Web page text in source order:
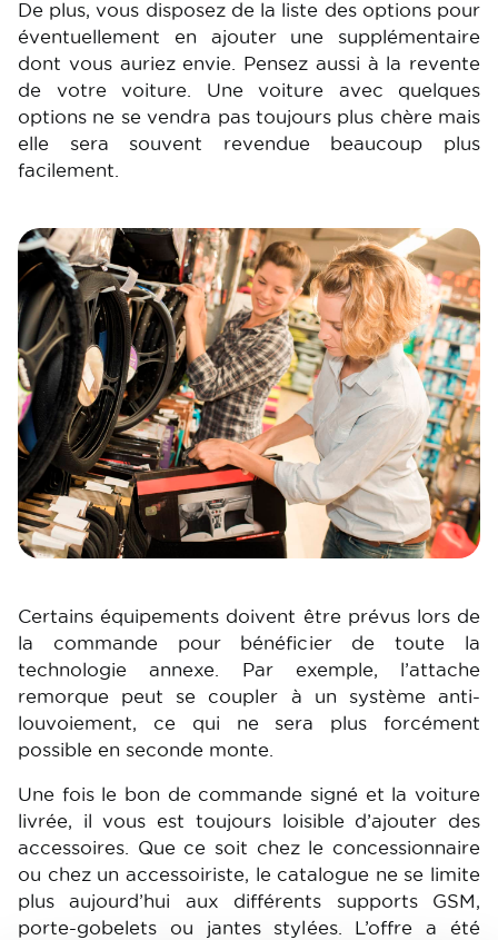
De plus, vous disposez de la liste des options pour
éventuellement en ajouter une supplémentaire
dont vous auriez envie. Pensez aussi à la revente
de votre voiture. Une voiture avec quelques
options ne se vendra pas toujours plus chère mais
elle sera souvent revendue beaucoup plus
facilement.
Image
Certains équipements doivent être prévus lors de
la commande pour bénéficier de toute la
technologie annexe. Par exemple, l’attache
remorque peut se coupler à un système anti-
louvoiement, ce qui ne sera plus forcément
possible en seconde monte.
Une fois le bon de commande signé et la voiture
livrée, il vous est toujours loisible d’ajouter des
accessoires. Que ce soit chez le concessionnaire
ou chez un accessoiriste, le catalogue ne se limite
plus aujourd’hui aux différents supports GSM,
porte-gobelets ou jantes stylées. L’offre a été